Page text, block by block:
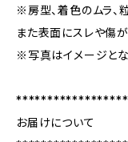
※房型、着色のムラ、
また表面にスレや傷
※写真はイメージとな
お届けについて